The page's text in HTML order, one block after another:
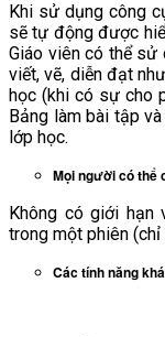
Khi sử dụng công
sẽ tự động được
Giáo viên có thể sử
viết, vẽ, diễn đạt
học (khi có sự cho
Bảng làm bài tập
lớp học.
Mọi người có thể
Không có giới hạn
trong một phiên
Các tính năng